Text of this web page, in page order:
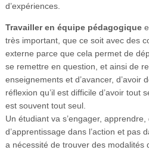
d’expériences.
Travailler en équipe pédagogique
très important, que ce soit avec des
externe parce que cela permet de
se remettre en question, et ainsi de
enseignements et d’avancer, d’avoir
réflexion qu’il est difficile d’avoir tout
est souvent tout seul.
Un étudiant va s’engager,
d’apprentissage dans l’action et pas
a nécessité de trouver des modalités